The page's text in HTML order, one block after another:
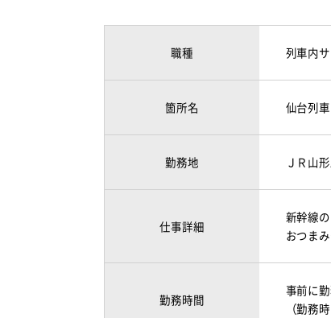
職種 列車内
箇所名 仙台列
勤務地 ＪＲ山
仕事詳細
新幹線
おつま
勤務時間
事前に
（勤務